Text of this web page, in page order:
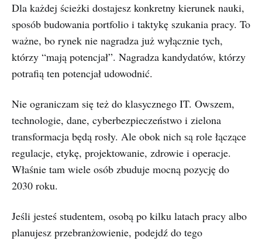
Dla każdej ścieżki dostajesz konkretny kierunek nauki,
sposób budowania portfolio i taktykę szukania pracy. To
ważne, bo rynek nie nagradza już wyłącznie tych,
którzy “mają potencjał”. Nagradza kandydatów, którzy
potrafią ten potencjał udowodnić.
Nie ograniczam się też do klasycznego IT. Owszem,
technologie, dane, cyberbezpieczeństwo i zielona
transformacja będą rosły. Ale obok nich są role łączące
regulacje, etykę, projektowanie, zdrowie i operacje.
Właśnie tam wiele osób zbuduje mocną pozycję do
2030 roku.
Jeśli jesteś studentem, osobą po kilku latach pracy albo
planujesz przebranżowienie, podejdź do tego